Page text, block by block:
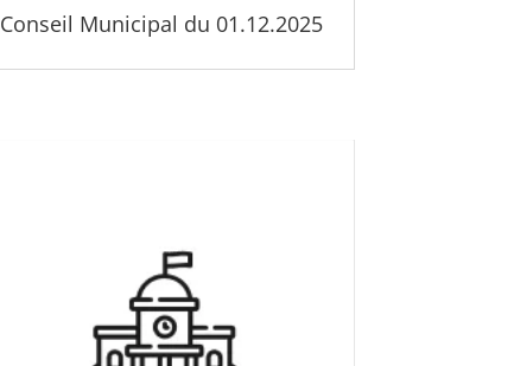
Conseil Municipal du 01.12.2025